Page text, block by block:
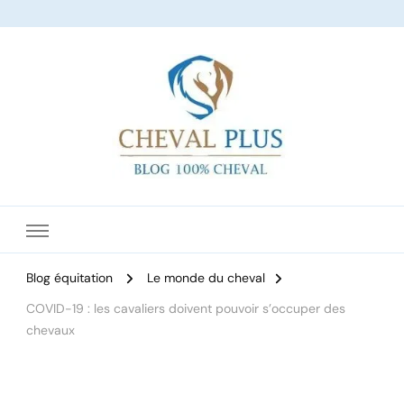
Blog équitation
Le monde du cheval
COVID-19 : les cavaliers doivent pouvoir s’occuper des
chevaux